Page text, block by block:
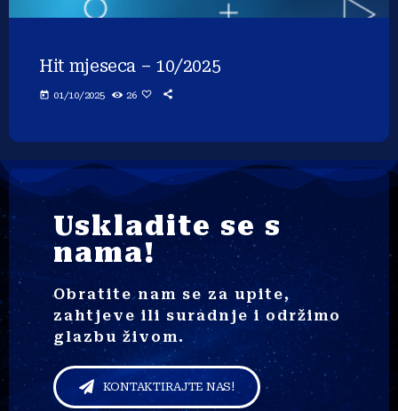
Hit mjeseca – 10/2025
today 01/10/2025 26
Uskladite se s
nama!
Obratite nam se za upite,
zahtjeve ili suradnje i održimo
glazbu živom.
KONTAKTIRAJTE NAS!